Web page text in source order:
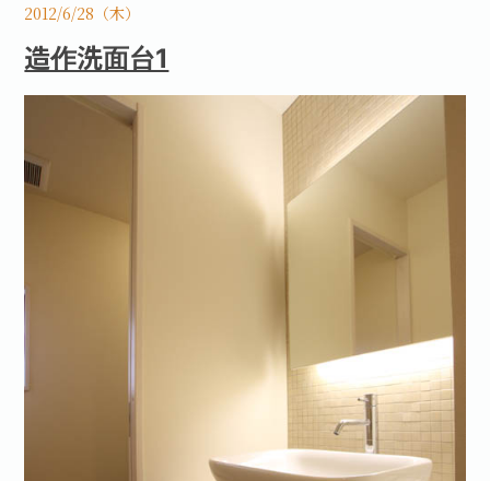
2012/6/28（木）
造作洗面台1